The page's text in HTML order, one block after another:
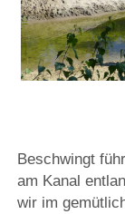
Beschwingt
am Kanal
wir im